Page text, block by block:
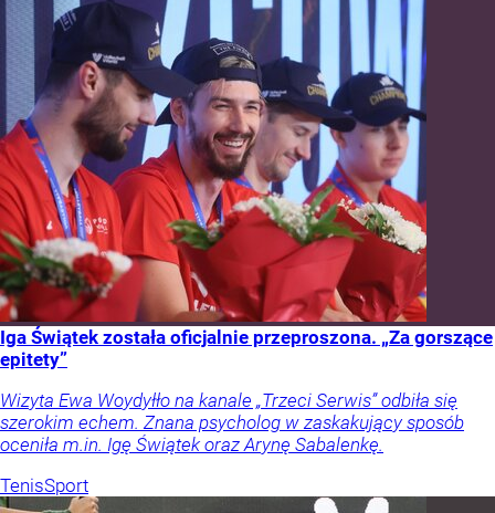
Iga Świątek została oficjalnie przeproszona. „Za gorszące
epitety”
Wizyta Ewa Woydyłło na kanale „Trzeci Serwis” odbiła się
szerokim echem. Znana psycholog w zaskakujący sposób
oceniła m.in. Igę Świątek oraz Arynę Sabalenkę.
TenisSport